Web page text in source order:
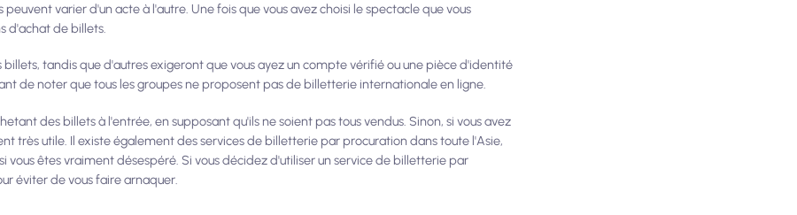
varier d'un acte à l'autre. Une fois que vous avez choisi le spectacle que vous
d'achat de billets.
tandis que d'autres exigeront que vous ayez un compte vérifié ou une pièce d'identité
de noter que tous les groupes ne proposent pas de billetterie internationale en ligne.
des billets à l'entrée, en supposant qu'ils ne soient pas tous vendus. Sinon, si vous avez
très utile. Il existe également des services de billetterie par procuration dans toute l'Asie,
vous êtes vraiment désespéré. Si vous décidez d'utiliser un service de billetterie par
éviter de vous faire arnaquer.